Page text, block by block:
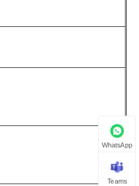
WhatsApp
Teams